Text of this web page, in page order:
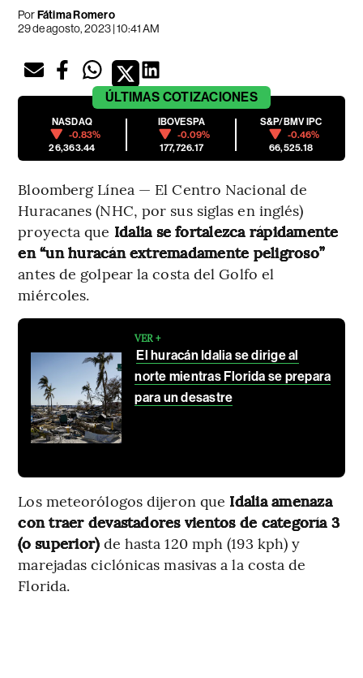
PorFátima Romero
29 de agosto, 2023 | 10:41 AM
ÚLTIMAS COTIZACIONES
NASDAQ
-0.83%
26,363.44
IBOVESPA
-0.09%
177,726.17
S&P/BMV IPC
-0.46%
66,525.18
Bloomberg Línea — El Centro Nacional de
Huracanes (NHC, por sus siglas en inglés)
proyecta que Idalia se fortalezca rápidamente
en “un huracán extremadamente peligroso”
antes de golpear la costa del Golfo el
miércoles.
VER +
El huracán Idalia se dirige al
norte mientras Florida se prepara
para un desastre
Los meteorólogos dijeron que Idalia amenaza
con traer devastadores vientos de categoría 3
(o superior) de hasta 120 mph (193 kph) y
marejadas ciclónicas masivas a la costa de
Florida.